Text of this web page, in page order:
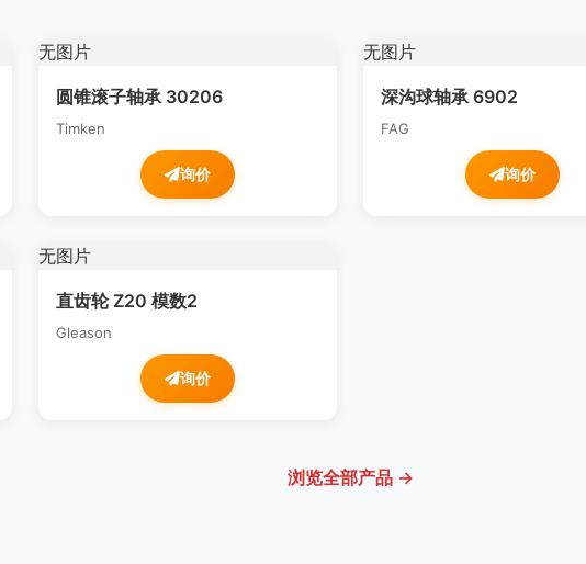
无图片
圆锥滚子轴承 30206
Timken
询价
无图片
深沟球轴承 6902
FAG
询价
无图片
直齿轮 Z20 模数2
Gleason
询价
浏览全部产品 →